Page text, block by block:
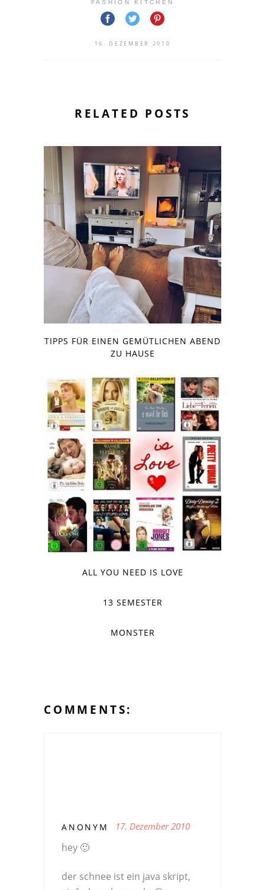
FASHION KITCHEN
16. DEZEMBER 2010
RELATED POSTS
TIPPS FÜR EINEN GEMÜTLICHEN ABEND
ZU HAUSE
ALL YOU NEED IS LOVE
13 SEMESTER
MONSTER
COMMENTS:
ANONYM 17. Dezember 2010
hey 🙂
der schnee ist ein java skript,